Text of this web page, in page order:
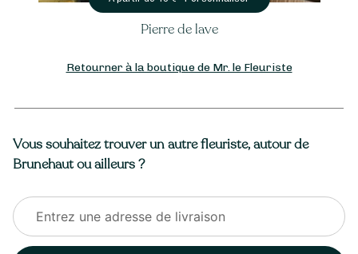
Pierre de lave
Retourner à la boutique de Mr. le Fleuriste
Vous souhaitez trouver un autre fleuriste, autour de
Brunehaut ou ailleurs ?